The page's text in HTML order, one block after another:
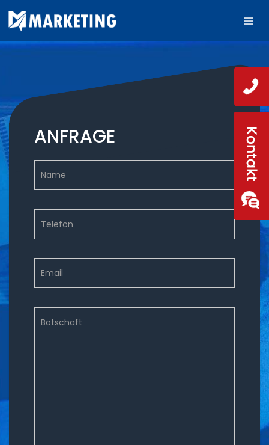
ANFRAGE